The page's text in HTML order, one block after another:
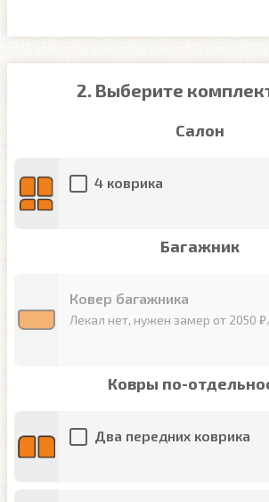
2. Выберите
Салон
4 коврика
Багажник
Ковер багажника
Лекал нет, нужен замер от 2050
Ковры по-
Два передних коврика